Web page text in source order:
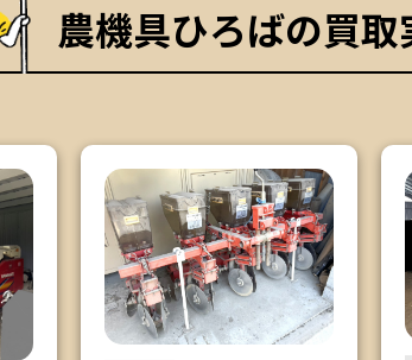
農機具ひろばの買取